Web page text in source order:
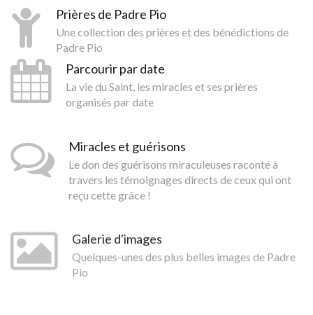
Prières de Padre Pio
Une collection des prières et des bénédictions de
Padre Pio
Parcourir par date
La vie du Saint, les miracles et ses prières
organisés par date
Miracles et guérisons
Le don des guérisons miraculeuses raconté à
travers les témoignages directs de ceux qui ont
reçu cette grâce !
Galerie d'images
Quelques-unes des plus belles images de Padre
Pio